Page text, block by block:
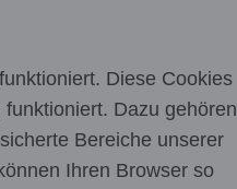
Diese Cookies
Dazu gehören
Bereiche unserer
Ihren Browser so